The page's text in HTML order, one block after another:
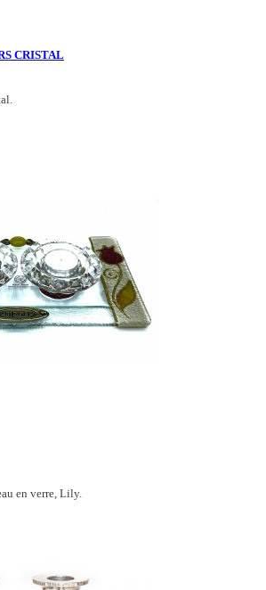
CRISTAL
en verre, Lily.